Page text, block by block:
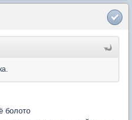
болото